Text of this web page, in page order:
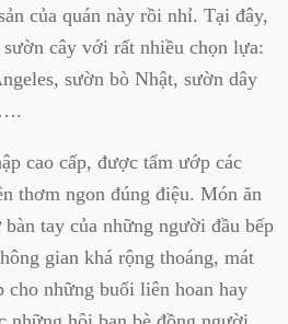
của quán này rồi nhỉ. Tại đây,
cây với rất nhiều chọn lựa:
sườn bò Nhật, sườn dây
cao cấp, được tẩm ướp các
thơm ngon đúng điệu. Món ăn
tay của những người đầu bếp
gian khá rộng thoáng, mát
những buổi liên hoan hay